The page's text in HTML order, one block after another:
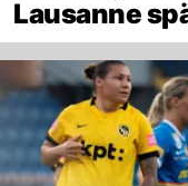
Lausanne